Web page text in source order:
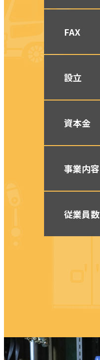
FAX
設立
資本金
事業内容
従業員数